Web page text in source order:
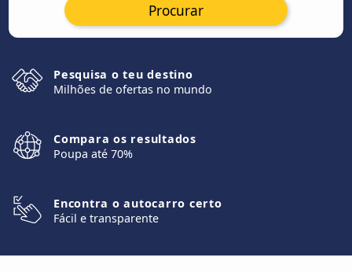
Procurar
Pesquisa o teu destino
Milhões de ofertas no mundo
Compara os resultados
Poupa até 70%
Encontra o autocarro certo
Fácil e transparente